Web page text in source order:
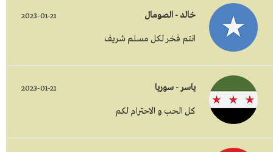
خالد - الصومال 2023-01-21
انتم فخر لكل مسلم شريف
ياسر - سوريا 2023-01-21
كل الحب و الاحترام لكم